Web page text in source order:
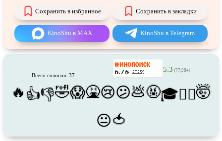
Про футбол Про хакеров
Про хоккей ифигурное
катание
Про шпионов
Псевдодокументальный
Режиссёрская версия Роуд-муви
Сверхспособности Ситком
обнажённой натурой
Сохранить в избранное Сохранить в закладки
KinoShu в MAX KinoShu в Telegram
Всего голосов: 37
5.3 (77,984)
🔥 👍👎🤣😱🤮😢😕💩🤬🎓😵‍💫🤯
😐🍅